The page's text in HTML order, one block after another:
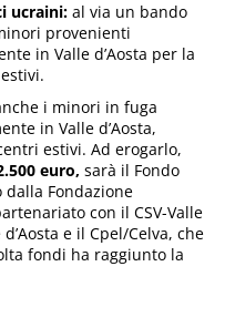
ucraini:al via un bando
provenienti
in Valle d’Aosta per la
i minori in fuga
in Valle d’Aosta,
estivi. Ad erogarlo,
euro, sarà il Fondo
dalla Fondazione
con il CSV-Valle
e il Cpel/Celva, che
fondi ha raggiunto la